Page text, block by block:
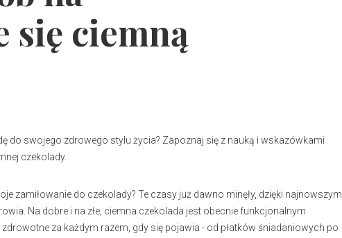
się ciemną
do swojego zdrowego stylu życia? Zapoznaj się z nauką i wskazówkami
czekolady.
zamiłowanie do czekolady? Te czasy już dawno minęły, dzięki najnowszym
Na dobre i na złe, ciemna czekolada jest obecnie funkcjonalnym
za każdym razem, gdy się pojawia - od płatków śniadaniowych po